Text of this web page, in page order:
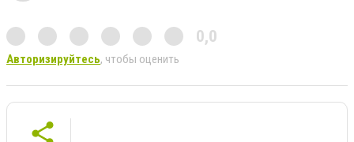
0,0
Авторизируйтесь, чтобы оценить